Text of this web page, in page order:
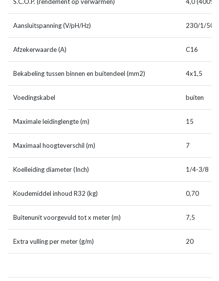
Aansluitspanning (V/pH/Hz) 230/1/50
Afzekerwaarde (A) C16
Bekabeling tussen binnen en buitendeel (mm2) 4x1,5
Voedingskabel buiten
Maximale leidinglengte (m) 15
Maximaal hoogteverschil (m) 7
Koelleiding diameter (Inch) 1/4-3/8
Koudemiddel inhoud R32 (kg) 0,70
Buitenunit voorgevuld tot x meter (m) 7,5
Extra vulling per meter (g/m) 20